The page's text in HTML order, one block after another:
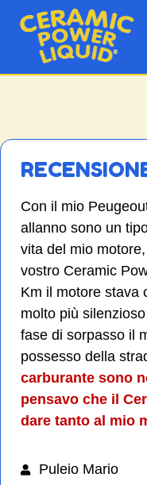
Con il mio
allanno sono un
vita del mio
vostro Ceramic
Km il motore stava
molto più
fase di sorpasso il
possesso della
carburante sono
pensavo che il
dare tanto al mio
Puleio Mario